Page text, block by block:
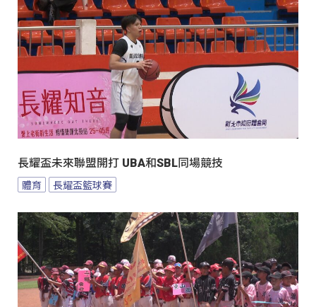
長耀盃未來聯盟開打 UBA和SBL同場競技
體育 長耀盃籃球賽